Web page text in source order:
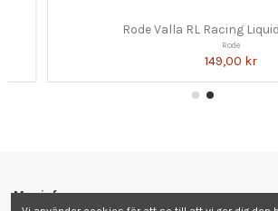
Rode Valla RL Racing Liquid Blå
149,00 kr
Mer info